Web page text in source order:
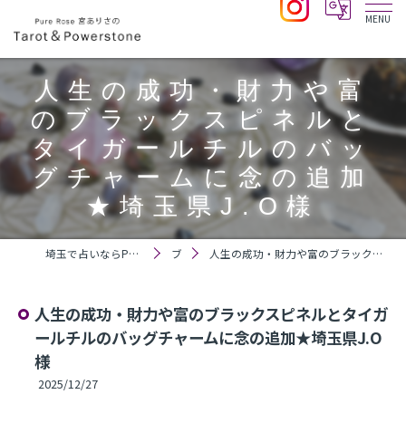
人生の成功・財力や富
のブラックスピネルと
タイガールチルのバッ
グチャームに念の追加
★埼玉県J.O様
埼玉で占いならPure Rose 宮ありさのTarot＆Powerstone ブログ 人生の成功・財力や富のブラックスピネルとタイガールチルのバッグチャームに念の追加★埼玉県J.O様
人生の成功・財力や富のブラックスピネルとタイガ
ールチルのバッグチャームに念の追加★埼玉県J.O
様
2025/12/27